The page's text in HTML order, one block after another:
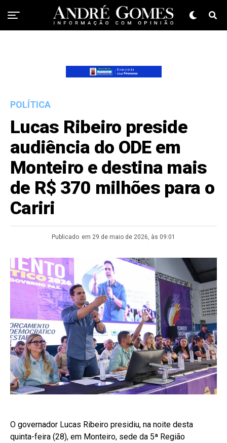
POLÍTICA
Lucas Ribeiro preside
audiência do ODE em
Monteiro e destina mais
de R$ 370 milhões para o
Cariri
Publicado em 29 de maio de 2026, às 09:01
O governador Lucas Ribeiro presidiu, na noite desta
quinta-feira (28), em Monteiro, sede da 5ª Região